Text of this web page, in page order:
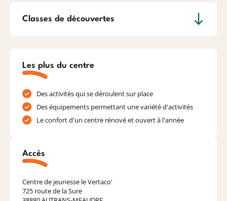
Classes de découvertes
Les plus du centre
Des activités qui se déroulent sur place
Des équipements permettant une variété d'activités
Le confort d'un centre rénové et ouvert à l'année
Accès
Centre de jeunesse le Vertaco'
725 route de la Sure